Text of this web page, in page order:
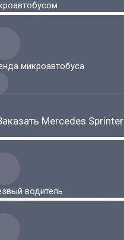
микроавтобуса
Mercedes Sprinter
водитель